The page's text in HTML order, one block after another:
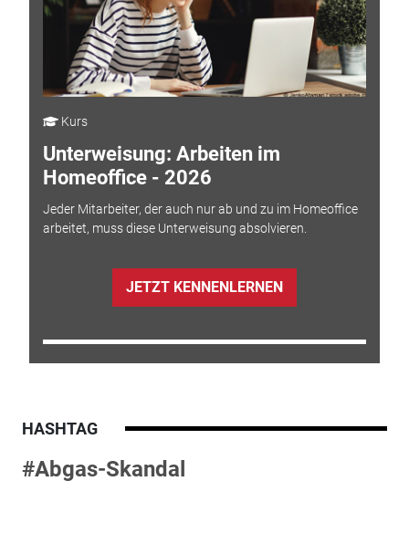
Kurs
Unterweisung: Arbeiten im
Homeoffice - 2026
Jeder Mitarbeiter, der auch nur ab und zu im Homeoffice
arbeitet, muss diese Unterweisung absolvieren.
JETZT KENNENLERNEN
HASHTAG
#Abgas-Skandal